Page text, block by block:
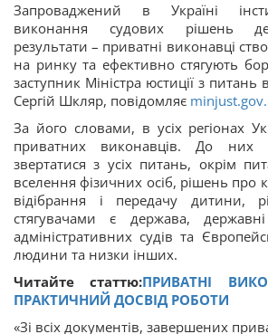
Запроваджений в Україні
виконання судових рішень
результати – приватні виконавці
на ринку та ефективно стягують
заступник Міністра юстиції з
Сергій Шкляр, повідомляє
За його словами, в усіх регіонах
приватних виконавців. До них
звертатися з усіх питань, окрім
вселення фізичних осіб, рішень про
відібрання і передачу дитини,
стягувачами є держава,
адміністративних судів та
людини та низки інших.
Читайте статтю:ПРИВАТНІ
ПРАКТИЧНИЙ ДОСВІД РОБОТИ
«Зі всіх документів, завершених